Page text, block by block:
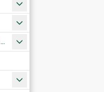
RAPORT O STANIE GMINY I MIASTA KRAJENKA